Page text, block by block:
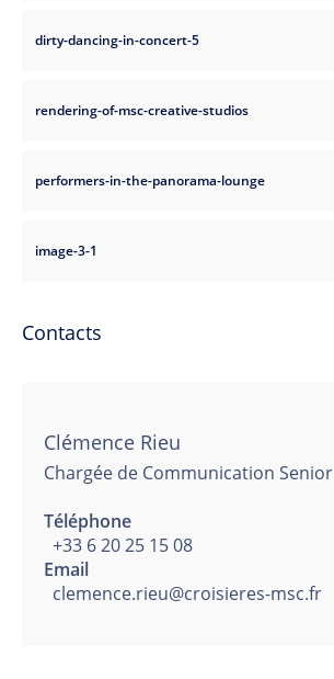
dirty-dancing-in-concert-5
rendering-of-msc-creative-studios
performers-in-the-panorama-lounge
image-3-1
Contacts
Clémence Rieu
Chargée de Communication Senior
Téléphone
+33 6 20 25 15 08
Email
clemence.rieu@croisieres-msc.fr